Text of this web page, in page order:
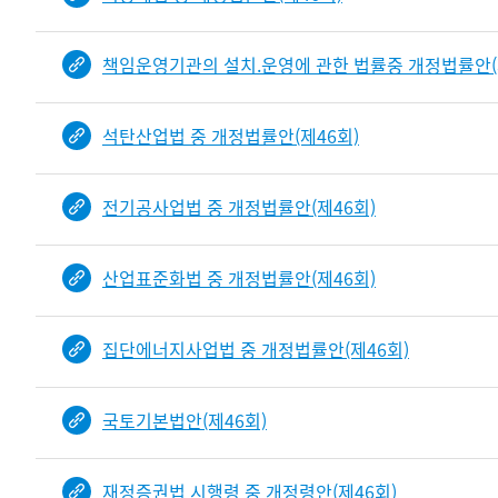
책임운영기관의 설치.운영에 관한 법률중 개정법률안
석탄산업법 중 개정법률안(제46회)
전기공사업법 중 개정법률안(제46회)
산업표준화법 중 개정법률안(제46회)
집단에너지사업법 중 개정법률안(제46회)
국토기본법안(제46회)
재정증권법 시행령 중 개정령안(제46회)